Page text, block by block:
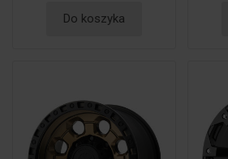
Do koszyka